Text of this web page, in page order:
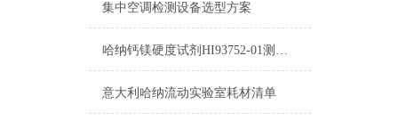
集中空调检测设备选型方案
哈纳钙镁硬度试剂HI93752-01测量原理及量程
意大利哈纳流动实验室耗材清单